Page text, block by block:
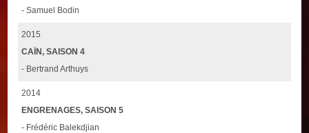
- Samuel Bodin
2015
CAÏN, SAISON 4
- Bertrand Arthuys
2014
ENGRENAGES, SAISON 5
- Frédéric Balekdjian